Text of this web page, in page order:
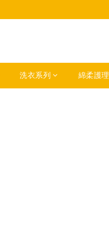
洗衣系列 綿柔護理